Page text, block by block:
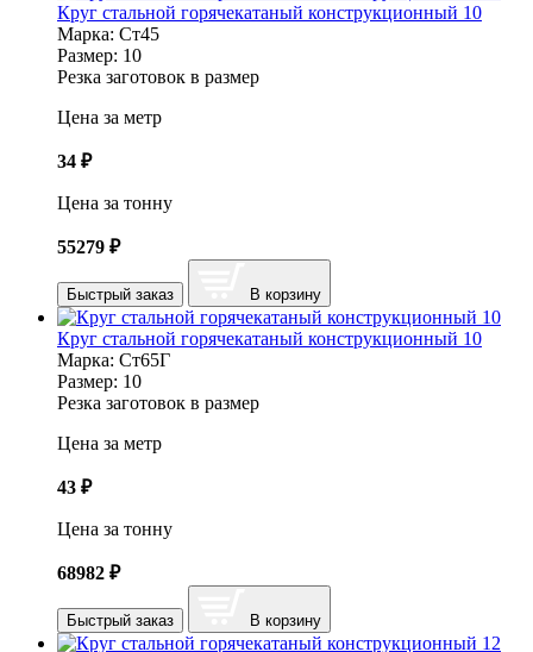
Круг стальной горячекатаный конструкционный 10
Марка: Ст45
Размер: 10
Резка заготовок в размер
Цена за метр
34 ₽
Цена за тонну
55279 ₽
Быстрый заказ В корзину
Круг стальной горячекатаный конструкционный 10
Марка: Ст65Г
Размер: 10
Резка заготовок в размер
Цена за метр
43 ₽
Цена за тонну
68982 ₽
Быстрый заказ В корзину